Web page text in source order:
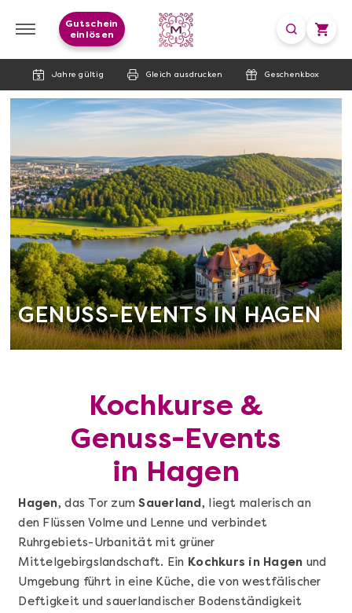
Jahre gültig Gleich ausdrucken Geschenkbox
Gutschein
einlösen
GENUSS-EVENTS IN HAGEN
Kochkurse &
Genuss-Events
in Hagen
Hagen, das Tor zumSauerland , liegt malerisch an
den Flüssen Volme und Lenne und verbindet
Ruhrgebiets-Urbanität mit grüner
Mittelgebirgslandschaft. Ein Kochkurs in Hagen und
Umgebung führt in eine Küche, die von westfälischer
Deftigkeit und sauerlandischer Bodenständigkeit